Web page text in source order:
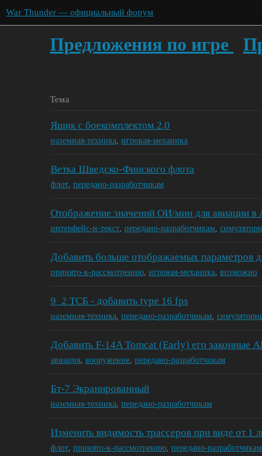
War Thunder — официальный форум
Предложения по игре
Тема
Ящик с боекомплектом 2.0
наземная-техника, игровая-механика
Ветка Шведско-Финского флота
флот, передано-разработчикам
Отображение значений ОИ/мин для авиации в
интерфейс-и-текст, передано-разработчикам,
Добавить больше отображаемых параметров
принято-к-рассмотрению, игровая-механика, возможно
9_2 ТСБ - добавить type 16 fps
наземная-техника, передано-разработчикам,
Добавить F-14A Tomcat (Early) его законные
авиация, вооружение, передано-разработчикам
Бт-7 Экранированный
наземная-техника, передано-разработчикам
Изменить видимость трассеров при виде от 1
флот, принято-к-рассмотрению, передано-разработчикам